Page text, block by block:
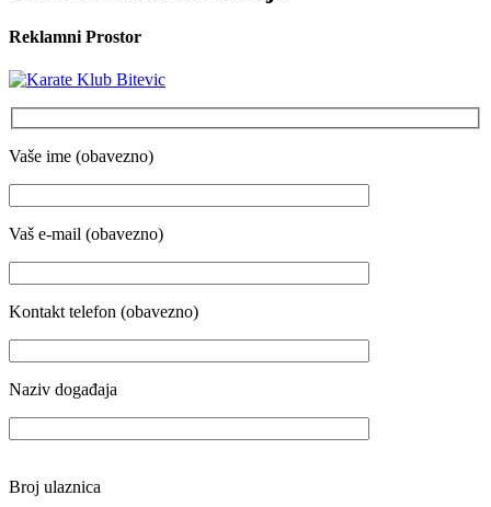
Reklamni Prostor
Vaše ime (obavezno)
Vaš e-mail (obavezno)
Kontakt telefon (obavezno)
Naziv događaja
Broj ulaznica